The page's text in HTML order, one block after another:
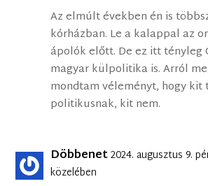
Az elmúlt években én is
kórházban. Le a kalappal az
ápolók előtt. De ez itt tényleg
magyar külpolitika is. Arról
mondtam véleményt, hogy
politikusnak, kit nem.
Döbbenet2024. augusztus 9.
közelében